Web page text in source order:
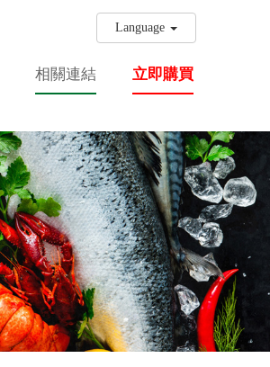
Language
相關連結 立即購買